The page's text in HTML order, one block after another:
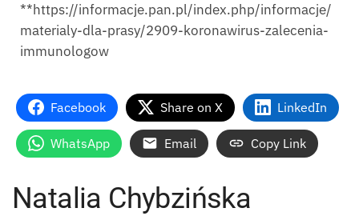
**https://informacje.pan.pl/index.php/informacje/
materialy-dla-prasy/2909-koronawirus-zalecenia-
immunologow
Facebook Share on X LinkedIn
WhatsApp Email Copy Link
Natalia Chybzińska